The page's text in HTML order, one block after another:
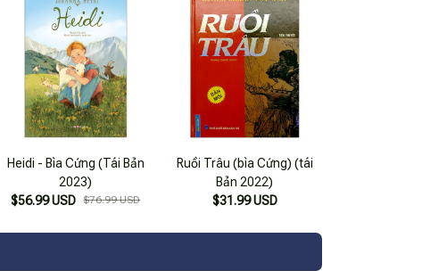
Heidi - Bìa Cứng (Tái Bản
2023)
$56.99 USD
$76.99 USD
Ruồi Trâu (bìa Cứng) (tái
Bản 2022)
$31.99 USD